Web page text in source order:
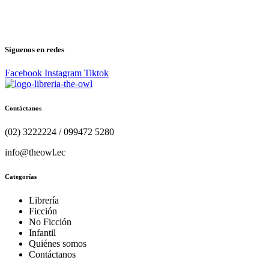
Síguenos en redes
Facebook Instagram Tiktok
Contáctanos
(02) 3222224 / 099472 5280
info@theowl.ec
Categorías
Librería
Ficción
No Ficción
Infantil
Quiénes somos
Contáctanos